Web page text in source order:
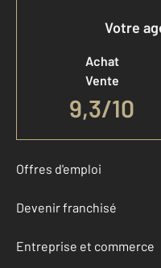
Votre
Achat
Vente
9,3/10
Offres d'emploi
Devenir franchisé
Entreprise et commerce